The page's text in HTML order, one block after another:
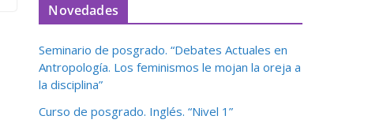
Novedades
Seminario de posgrado. “Debates Actuales en
Antropología. Los feminismos le mojan la oreja a
la disciplina”
Curso de posgrado. Inglés. “Nivel 1”